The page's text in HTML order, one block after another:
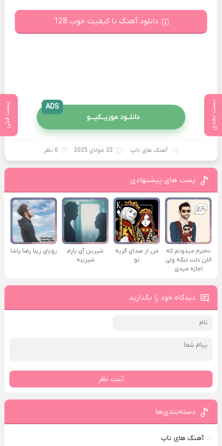
پست بعدی پست قبلی
دانلود آهنگ با کیفیت خوب 128
دانلــود موزیــکیـــو
ADS
آهنگ های تاپ 22 جولای 2025 0 نظر
پست های پیشنهادی
دخترم میدونم که
الان دلت تنگه ولی
اجازه میدی
من از صدای گريه
تو
شیرین آی یارم
شیرینه
رویای زیبا رضا پاشا
دیدگاه خود را بگذارید
ثبت نظر
دسته‌بندی‌ها
آهنگ های تاپ